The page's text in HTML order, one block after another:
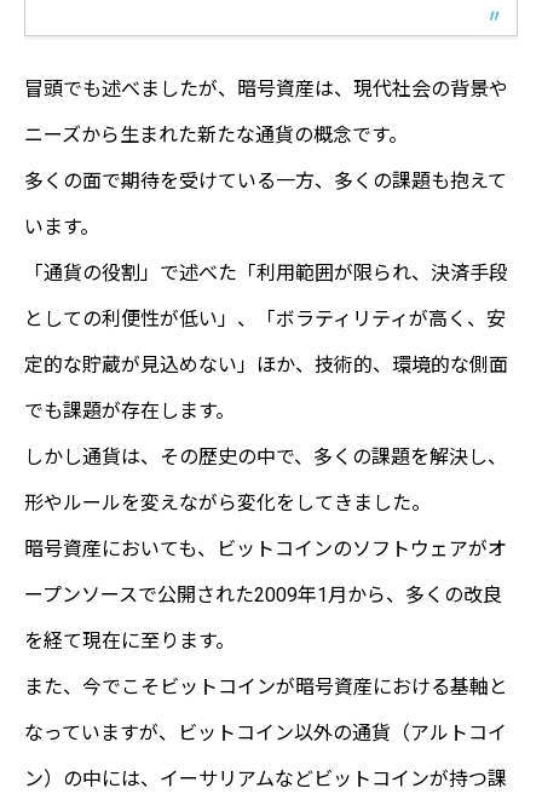
冒頭でも述べましたが、暗号資産は、現代社会の背景や
ニーズから生まれた新たな通貨の概念です。
多くの面で期待を受けている一方、多くの課題も抱えて
います。
「通貨の役割」で述べた「利用範囲が限られ、決済手段
としての利便性が低い」、「ボラティリティが高く、安
定的な貯蔵が見込めない」ほか、技術的、環境的な側面
でも課題が存在します。
しかし通貨は、その歴史の中で、多くの課題を解決し、
形やルールを変えながら変化をしてきました。
暗号資産においても、ビットコインのソフトウェアがオ
ープンソースで公開された2009年1月から、多くの改良
を経て現在に至ります。
また、今でこそビットコインが暗号資産における基軸と
なっていますが、ビットコイン以外の通貨（アルトコイ
ン）の中には、イーサリアムなどビットコインが持つ課